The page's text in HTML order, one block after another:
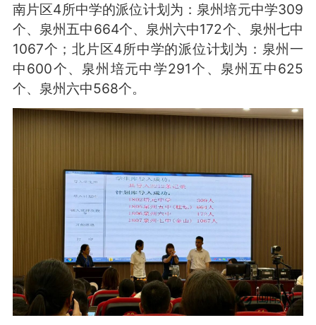
南片区4所中学的派位计划为：泉州培元中学309
个、泉州五中664个、泉州六中172个、泉州七中
1067个；北片区4所中学的派位计划为：泉州一
中600个、泉州培元中学291个、泉州五中625
个、泉州六中568个。